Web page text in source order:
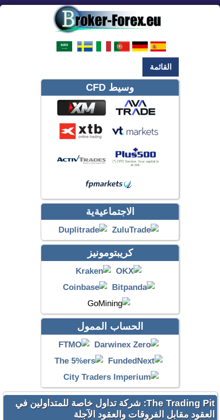
القائمة
وسيط CFD
الاجتماعيةية
كريبتومونيز
الحساب الممول
The Trading Pit: شركة تداول خاصة للمتداولين في
العقود مقابل الفروقات والعقود الآجلة